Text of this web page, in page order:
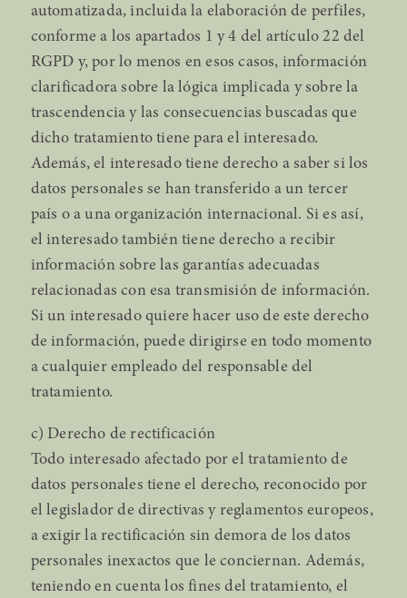
automatizada, incluida la elaboración de perfiles,
conforme a los apartados 1 y 4 del artículo 22 del
RGPD y, por lo menos en esos casos, información
clarificadora sobre la lógica implicada y sobre la
trascendencia y las consecuencias buscadas que
dicho tratamiento tiene para el interesado.
Además, el interesado tiene derecho a saber si los
datos personales se han transferido a un tercer
país o a una organización internacional. Si es así,
el interesado también tiene derecho a recibir
información sobre las garantías adecuadas
relacionadas con esa transmisión de información.
Si un interesado quiere hacer uso de este derecho
de información, puede dirigirse en todo momento
a cualquier empleado del responsable del
tratamiento.
c) Derecho de rectificación
Todo interesado afectado por el tratamiento de
datos personales tiene el derecho, reconocido por
el legislador de directivas y reglamentos europeos,
a exigir la rectificación sin demora de los datos
personales inexactos que le conciernan. Además,
teniendo en cuenta los fines del tratamiento, el